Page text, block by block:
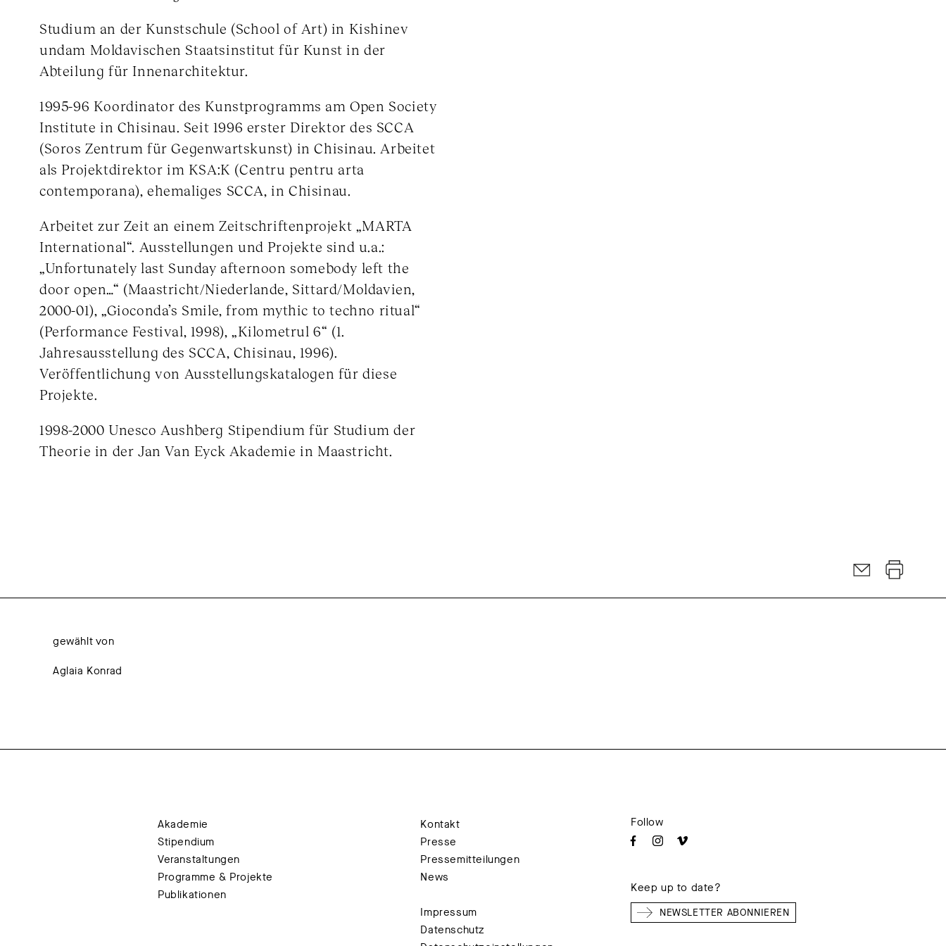
Studium an der Kunstschule (School of Art) in Kishinev
undam Moldavischen Staatsinstitut für Kunst in der
Abteilung für Innenarchitektur.
1995-96 Koordinator des Kunstprogramms am Open Society
Institute in Chisinau. Seit 1996 erster Direktor des SCCA
(Soros Zentrum für Gegenwartskunst) in Chisinau. Arbeitet
als Projektdirektor im KSA:K (Centru pentru arta
contemporana), ehemaliges SCCA, in Chisinau.
Arbeitet zur Zeit an einem Zeitschriftenprojekt „MARTA
International“. Ausstellungen und Projekte sind u.a.:
„Unfortunately last Sunday afternoon somebody left the
door open…“ (Maastricht/Niederlande, Sittard/Moldavien,
2000-01), „Gioconda’s Smile, from mythic to techno ritual“
(Performance Festival, 1998), „Kilometrul 6“ (1.
Jahresausstellung des SCCA, Chisinau, 1996).
Veröffentlichung von Ausstellungskatalogen für diese
Projekte.
1998-2000 Unesco Aushberg Stipendium für Studium der
Theorie in der Jan Van Eyck Akademie in Maastricht.
gewählt von
Aglaia Konrad
Akademie
Stipendium
Veranstaltungen
Programme & Projekte
Publikationen
Kontakt
Presse
Pressemitteilungen
News
Impressum
Datenschutz
Follow
Keep up to date?
NEWSLETTER ABONNIEREN